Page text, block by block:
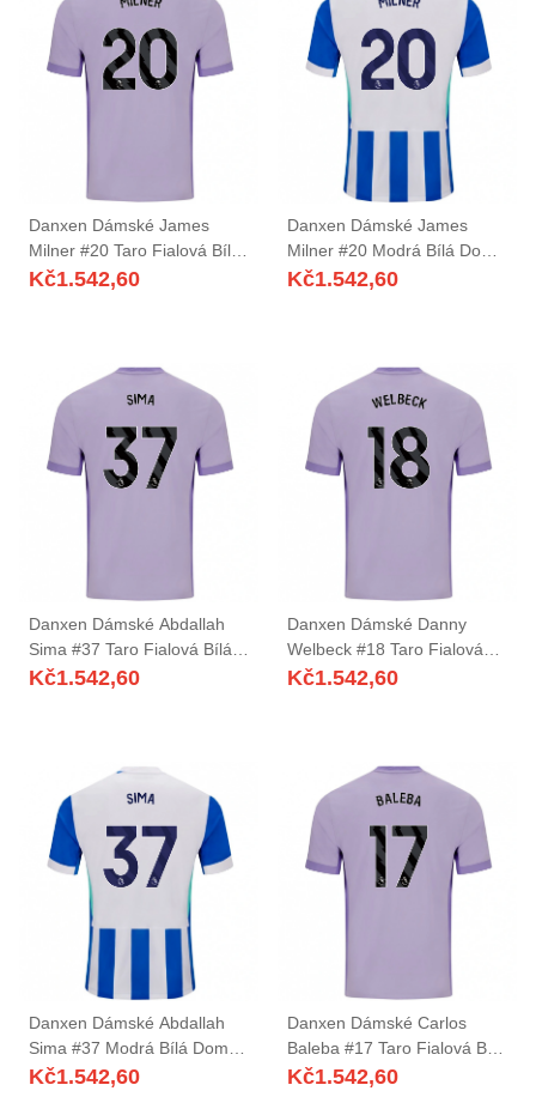
Danxen Dámské James
Milner #20 Taro Fialová Bílá
Daleko Hráčské Dresy
Kč1.542,60
Danxen Dámské James
Milner #20 Modrá Bílá Domů
Hráčské Dresy 2025/26 Dres
Kč1.542,60
Danxen Dámské Abdallah
Sima #37 Taro Fialová Bílá
Daleko Hráčské Dresy
Kč1.542,60
Danxen Dámské Danny
Welbeck #18 Taro Fialová
Bílá Daleko Hráčské Dresy
Kč1.542,60
Danxen Dámské Abdallah
Sima #37 Modrá Bílá Domů
Hráčské Dresy 2025/26 Dres
Kč1.542,60
Danxen Dámské Carlos
Baleba #17 Taro Fialová Bílá
Daleko Hráčské Dresy
Kč1.542,60